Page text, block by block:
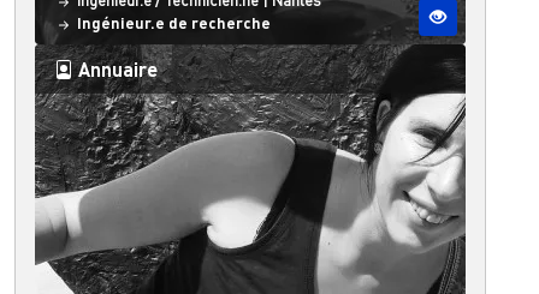
Ingénieur.e de recherche
Annuaire